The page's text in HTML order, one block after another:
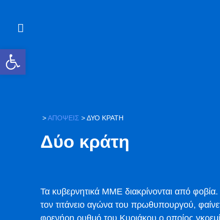
Ανοίξτε τη γραμμή εργαλείων
>ΑΠΟΨΕΙΣ >ΔΎΟ ΚΡΆΤΗ
Δύο κράτη
Τα κυβερνητικά ΜΜΕ διακρίνονται από
τον τιτάνειο αγώνα του πρωθυπουργού,
φρενήρη ρυθμό του Κυριάκου ο οποίος